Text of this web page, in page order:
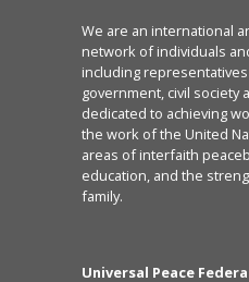
We are an international
network of individuals
including
government, civil society
dedicated to achieving
the work of the United
areas of interfaith
education, and the
family.
Universal Peace